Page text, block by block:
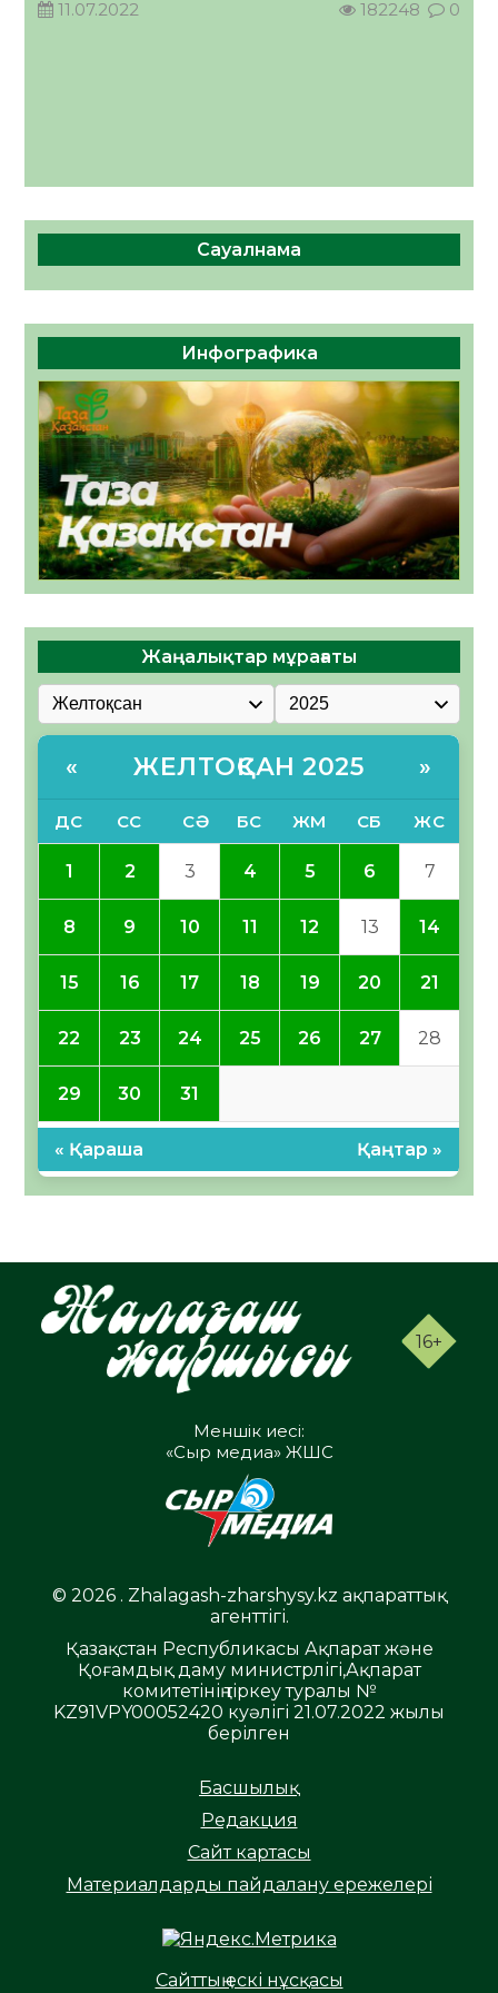
11.07.2022
182248 0
Сауалнама
Инфографика
Жаңалықтар мұрағаты
« ЖЕЛТОҚСАН 2025 »
ДС СС СӘ БС ЖМ СБ ЖС
1 2 3 4 5 6 7
8 9 10 11 12 13 14
15 16 17 18 19 20 21
22 23 24 25 26 27 28
29 30 31
« Қараша Қаңтар »
16+
Меншік иесі:
«Сыр медиа» ЖШС
© 2026 . Zhalagash-zharshysy.kz ақпараттық
агенттігі.
Қазақстан Республикасы Ақпарат және
Қоғамдық даму министрлігі,Ақпарат
комитетінің тіркеу туралы №
KZ91VPY00052420 куәлігі 21.07.2022 жылы
берілген
Басшылық
Редакция
Сайт картасы
Материалдарды пайдалану ережелері
Сайттың ескі нұсқасы